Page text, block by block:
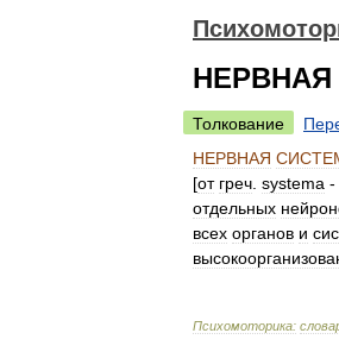
Толкование
НЕРВНАЯ
[от греч systema -
отдельных
всех органов и
Психомоторика: